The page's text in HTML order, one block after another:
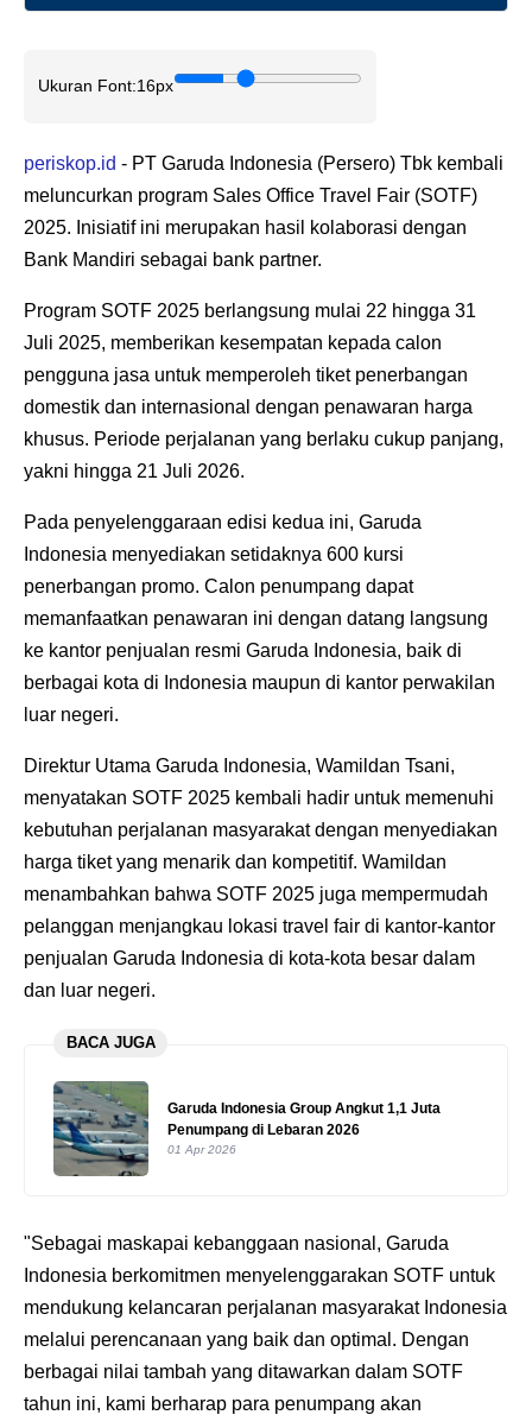
Ukuran Font:16px
periskop.id - PT Garuda Indonesia (Persero) Tbk kembali
meluncurkan program Sales Office Travel Fair (SOTF)
2025. Inisiatif ini merupakan hasil kolaborasi dengan
Bank Mandiri sebagai bank partner.
Program SOTF 2025 berlangsung mulai 22 hingga 31
Juli 2025, memberikan kesempatan kepada calon
pengguna jasa untuk memperoleh tiket penerbangan
domestik dan internasional dengan penawaran harga
khusus. Periode perjalanan yang berlaku cukup panjang,
yakni hingga 21 Juli 2026.
Pada penyelenggaraan edisi kedua ini, Garuda
Indonesia menyediakan setidaknya 600 kursi
penerbangan promo. Calon penumpang dapat
memanfaatkan penawaran ini dengan datang langsung
ke kantor penjualan resmi Garuda Indonesia, baik di
berbagai kota di Indonesia maupun di kantor perwakilan
luar negeri.
Direktur Utama Garuda Indonesia, Wamildan Tsani,
menyatakan SOTF 2025 kembali hadir untuk memenuhi
kebutuhan perjalanan masyarakat dengan menyediakan
harga tiket yang menarik dan kompetitif. Wamildan
menambahkan bahwa SOTF 2025 juga mempermudah
pelanggan menjangkau lokasi travel fair di kantor-kantor
penjualan Garuda Indonesia di kota-kota besar dalam
dan luar negeri.
BACA JUGA
Garuda Indonesia Group Angkut 1,1 Juta
Penumpang di Lebaran 2026
01 Apr 2026
"Sebagai maskapai kebanggaan nasional, Garuda
Indonesia berkomitmen menyelenggarakan SOTF untuk
mendukung kelancaran perjalanan masyarakat Indonesia
melalui perencanaan yang baik dan optimal. Dengan
berbagai nilai tambah yang ditawarkan dalam SOTF
tahun ini, kami berharap para penumpang akan